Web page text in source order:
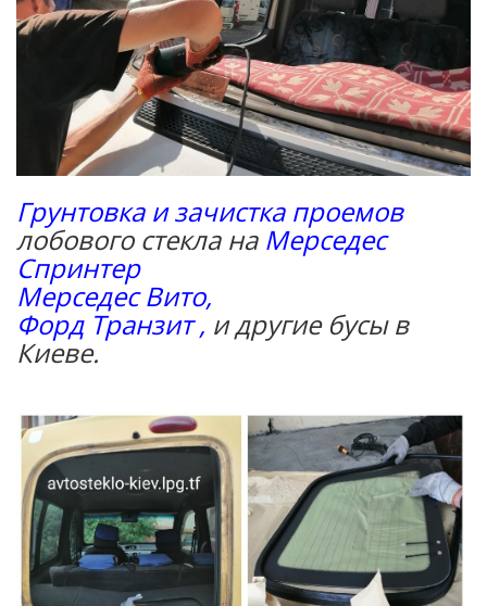
Грунтовка и зачистка проемов
лобового стекла на Мерседес
Спринтер
Мерседес Вито,
Форд Транзит , и другие бусы в
Киеве.